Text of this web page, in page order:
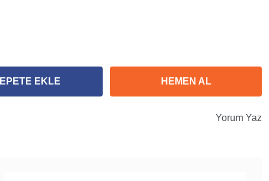
EKLE HEMEN AL
Yorum Yaz